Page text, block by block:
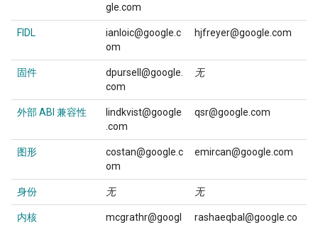
gle.com
FIDL
ianloic@google.c
om
hjfreyer@google.com
固件
dpursell@google.
com
无
外部 ABI 兼容性
lindkvist@google
.com
qsr@google.com
图形
costan@google.c
om
emircan@google.com
身份 无 无
内核
mcgrathr@googl
rashaeqbal@google.co